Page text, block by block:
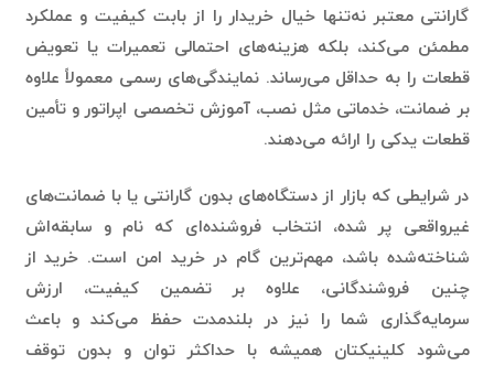
مطمئن می‌کند، بلکه هزینه‌های احتمالی تعمیرات یا تعویض
قطعات را به حداقل می‌رساند. نمایندگی‌های رسمی معمولاً علاوه
بر ضمانت، خدماتی مثل نصب، آموزش تخصصی اپراتور و تأمین
قطعات یدکی را ارائه می‌دهند.
غیرواقعی پر شده، انتخاب فروشنده‌ای که نام و سابقه‌اش
شناخته‌شده باشد، مهم‌ترین گام در خرید امن است. خرید از
چنین فروشندگانی، علاوه بر تضمین کیفیت، ارزش
سرمایه‌گذاری شما را نیز در بلندمدت حفظ می‌کند و باعث
می‌شود کلینیکتان همیشه با حداکثر توان و بدون توقف
فعالیت داشته باشد.